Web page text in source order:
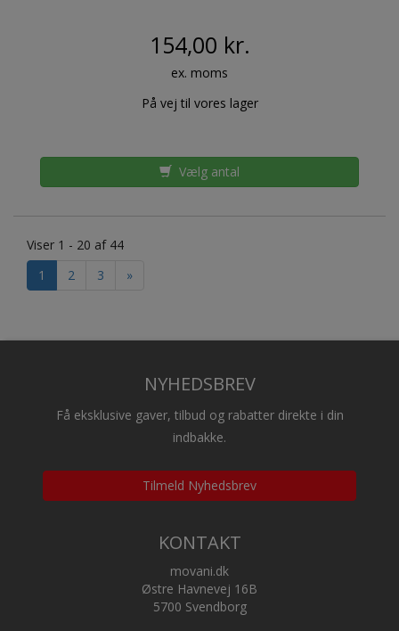
154,00 kr.
ex. moms
På vej til vores lager
Vælg antal
Viser 1 - 20 af 44
1
2 3 »
NYHEDSBREV
Få eksklusive gaver, tilbud og rabatter direkte i din
indbakke.
Tilmeld Nyhedsbrev
KONTAKT
movani.dk
Østre Havnevej 16B
5700 Svendborg